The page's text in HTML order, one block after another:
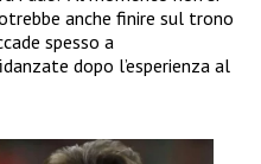
anche finire sul trono
spesso a
dopo l’esperienza al